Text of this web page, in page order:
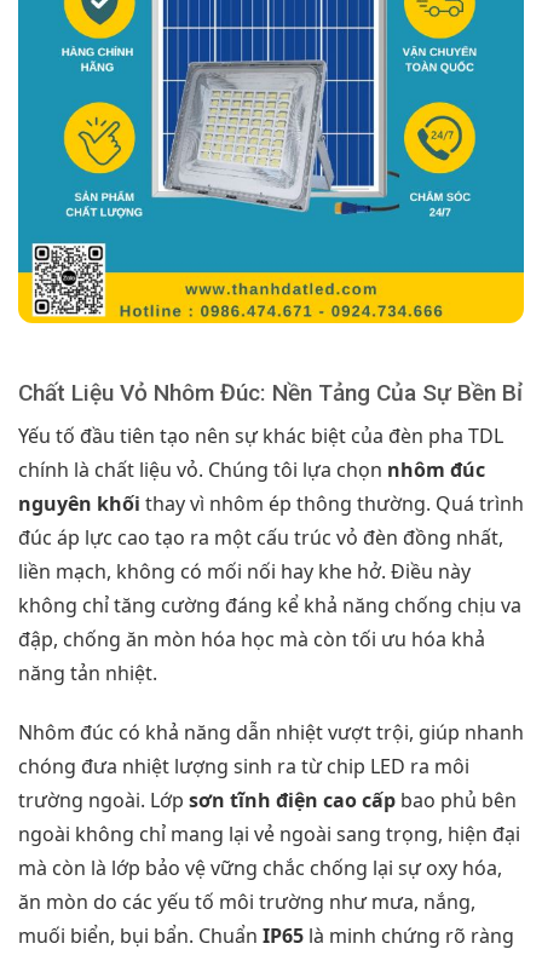
Chất Liệu Vỏ Nhôm Đúc: Nền Tảng Của Sự Bền Bỉ
Yếu tố đầu tiên tạo nên sự khác biệt của đèn pha TDL
chính là chất liệu vỏ. Chúng tôi lựa chọn nhôm đúc
nguyên khối thay vì nhôm ép thông thường. Quá trình
đúc áp lực cao tạo ra một cấu trúc vỏ đèn đồng nhất,
liền mạch, không có mối nối hay khe hở. Điều này
không chỉ tăng cường đáng kể khả năng chống chịu va
đập, chống ăn mòn hóa học mà còn tối ưu hóa khả
năng tản nhiệt.
Nhôm đúc có khả năng dẫn nhiệt vượt trội, giúp nhanh
chóng đưa nhiệt lượng sinh ra từ chip LED ra môi
trường ngoài. Lớp sơn tĩnh điện cao cấp bao phủ bên
ngoài không chỉ mang lại vẻ ngoài sang trọng, hiện đại
mà còn là lớp bảo vệ vững chắc chống lại sự oxy hóa,
ăn mòn do các yếu tố môi trường như mưa, nắng,
muối biển, bụi bẩn. Chuẩn IP65 là minh chứng rõ ràng